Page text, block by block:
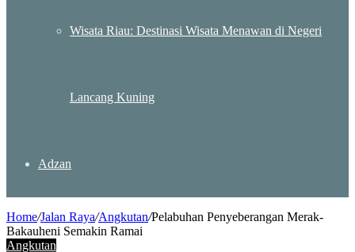
Wisata Riau: Destinasi Wisata Menawan di Negeri
Lancang Kuning
Adzan
Home/Jalan Raya/Angkutan/Pelabuhan Penyeberangan Merak-
Bakauheni Semakin Ramai
Angkutan